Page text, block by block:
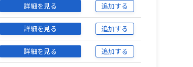
詳細を見る 追加する
詳細を見る 追加する
詳細を見る 追加する